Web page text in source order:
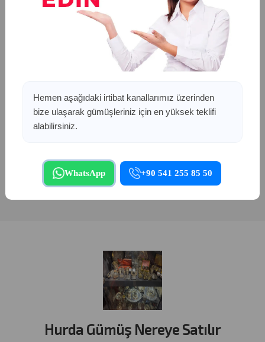
haliyle değerinde satın alıyoruz.
Hangi gümüşler antika sayılır?
Üzerinde Osmanlı Tuğrası bulunan, Ermeni veya Rum usta
damgası taşıyan, 100 yıl ve üzeri geçmişe sahip, el işçiliği
yüksek parçalar antika statüsünde değerlendirilir ve hurda
Neden Biz?
Kapalıçarşı kültürünü dijital dünyaya taşıyan firmamız,
prensibiyle çalışıyoruz.
Hurda Gümüş Nereye Satılır
Hemen aşağıdaki irtibat kanallarımız üzerinden
bize ulaşarak gümüşleriniz için en yüksek teklifi
alabilirsiniz.
WhatsApp +90 541 255 85 50